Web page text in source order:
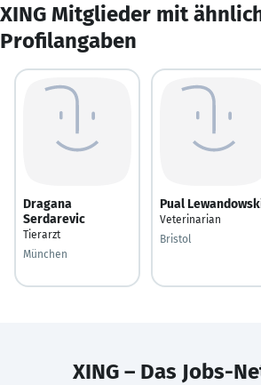
XING Mitglieder mit
Profilangaben
Dragana
Serdarevic
Tierarzt
München
Pual
Veterinarian
Bristol
XING – Das Jobs-